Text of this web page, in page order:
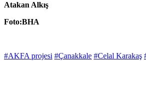
Atakan Alkış
Foto:BHA
#AKFA projesi #Çanakkale #Celal Karakaş